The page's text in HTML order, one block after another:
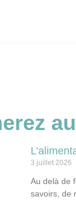
3 juillet 2026
Au delà de
savoirs, de